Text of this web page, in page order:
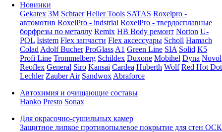
Новинки
Gekatex 3M Schtaer Heller Tools SATAS Roxelpro -
автомотив RoxelPro - indstrial RoxelPro - твердосплавные
борфрезы по металлу Remix HB Body ремонт Norton U-
POL Isistem Flex запчасти Flex аксессуары Scholl Hamach
Colad Adolf Bucher ProGlass A1 Green Line SIA Solid K5
Profi Line Trommelberg Schildex Duxone Mobihel Dyna Novol
Reoflex General Siro Kansai Cardea Huberth Wolf Red Hot Dot
Lechler Zauber Air Sandwox Abraforce
Автохимия и очищающие составы
Hanko Presto Sonax
Для окрасочно-сушильных камер
Защитное липкое противопылевое покрытие для стен ОСК